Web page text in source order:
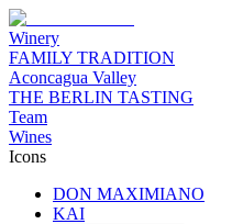
Winery
FAMILY TRADITION
Aconcagua Valley
THE BERLIN TASTING
Team
Wines
Icons
DON MAXIMIANO
KAI